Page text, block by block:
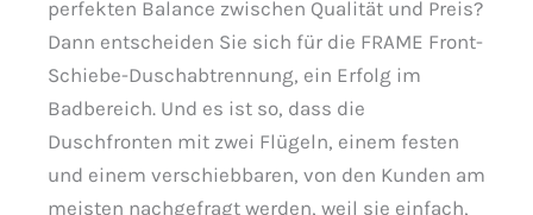
perfekten Balance zwischen Qualität und Preis?
Dann entscheiden Sie sich für die FRAME Front-
Schiebe-Duschabtrennung, ein Erfolg im
Badbereich. Und es ist so, dass die
Duschfronten mit zwei Flügeln, einem festen
und einem verschiebbaren, von den Kunden am
meisten nachgefragt werden, weil sie einfach,